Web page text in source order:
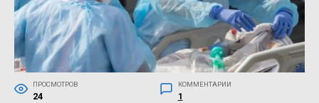
ПРОСМОТРОВ
24
КОММЕНТАРИИ
1